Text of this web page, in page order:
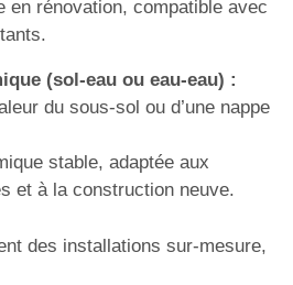
en rénovation, compatible avec
(sol-eau ou eau-eau) :
du sous-sol ou d’une nappe
stable, adaptée aux
et à la construction neuve.
des installations sur-mesure,